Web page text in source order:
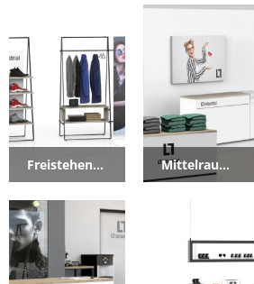
Freistehende Präsentation Mittelraummöbel